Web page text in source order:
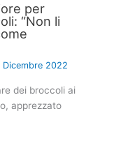
per
“Non li
Dicembre 2022
dei broccoli ai
apprezzato